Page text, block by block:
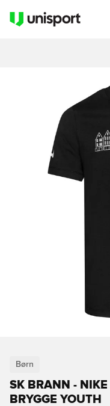
Børn
SK BRANN - NIKE
BRYGGE YOUTH